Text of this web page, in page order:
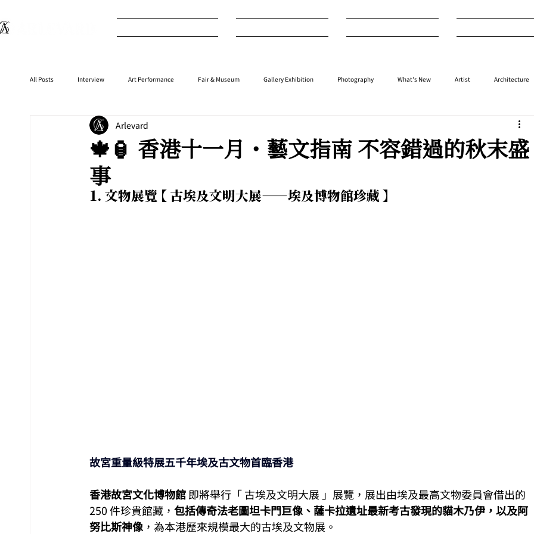
All Posts Interview Art Performance Fair & Museum Gallery Exhibition Photography What's New Artist Architecture
⁠⁠Product Anime Auction
🍁🏮 香港十一月・藝文指南 不容錯過的秋末盛
事
Arlevard
1. 文物展覽 【 古埃及文明大展——埃及博物館珍藏 】
故宮重量級特展五千年埃及古文物首臨香港
香港故宮文化博物館 即將舉行「 古埃及文明大展 」展覽，展出由埃及最高文物委員會借出的
250 件珍貴館藏， 包括傳奇法老圖坦卡門巨像、薩卡拉遺址最新考古發現的貓木乃伊，以及阿
努比斯神像，為本港歷來規模最大的古埃及文物展。